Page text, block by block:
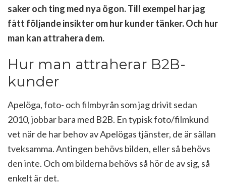
saker och ting med nya ögon. Till exempel har jag
fått följande insikter om hur kunder tänker. Och hur
man kan attrahera dem.
Hur man attraherar B2B-
kunder
Apelöga, foto- och filmbyrån som jag drivit sedan
2010, jobbar bara med B2B. En typisk foto/filmkund
vet när de har behov av Apelögas tjänster, de är sällan
tveksamma. Antingen behövs bilden, eller så behövs
den inte. Och om bilderna behövs så hör de av sig, så
enkelt är det.